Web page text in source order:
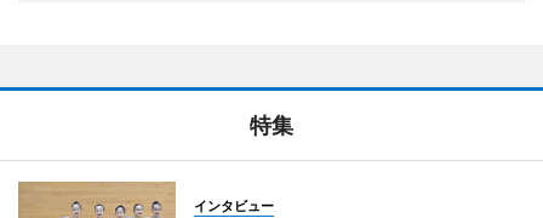
特集
インタビュー